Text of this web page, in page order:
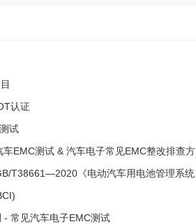
认证
试
EMC测试 & 汽车电子常见EMC整改排查方
T38661—2020《电动汽车用电池管理系统
- 常见汽车电子EMC测试